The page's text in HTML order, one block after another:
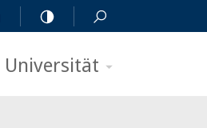
Universität